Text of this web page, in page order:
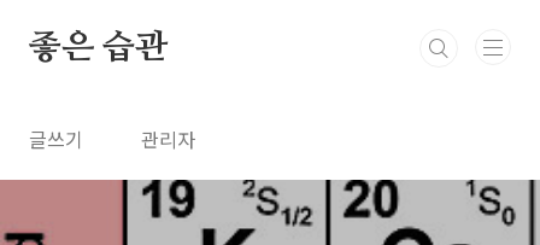
좋은 습관
글쓰기 관리자